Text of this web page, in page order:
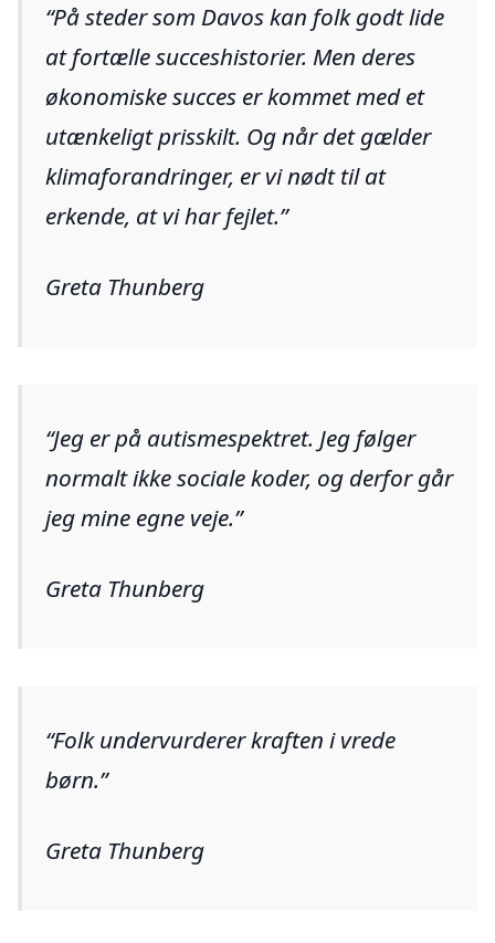
På steder som Davos kan folk godt lide
at fortælle succeshistorier. Men deres
økonomiske succes er kommet med et
utænkeligt prisskilt. Og når det gælder
klimaforandringer, er vi nødt til at
erkende, at vi har fejlet.
Greta Thunberg
Jeg er på autismespektret. Jeg følger
normalt ikke sociale koder, og derfor går
jeg mine egne veje.
Greta Thunberg
Folk undervurderer kraften i vrede
børn.
Greta Thunberg